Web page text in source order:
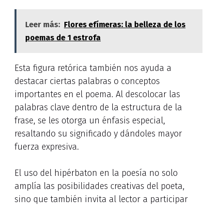
Leer más: Flores efímeras: la belleza de los
poemas de 1 estrofa
Esta figura retórica también nos ayuda a
destacar ciertas palabras o conceptos
importantes en el poema. Al descolocar las
palabras clave dentro de la estructura de la
frase, se les otorga un énfasis especial,
resaltando su significado y dándoles mayor
fuerza expresiva.
El uso del hipérbaton en la poesía no solo
amplía las posibilidades creativas del poeta,
sino que también invita al lector a participar